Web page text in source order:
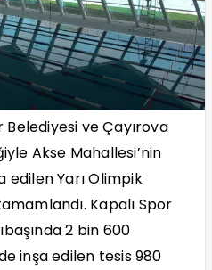
ve Çayırova
Akse Mahallesi’nin
edilen Yarı Olimpik
Kapalı Spor
2 bin 600
inşa edilen tesis 980